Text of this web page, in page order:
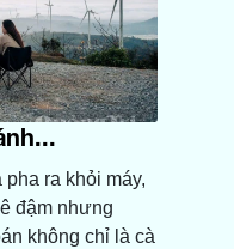
ra khỏi máy,
đậm nhưng
không chỉ là cà